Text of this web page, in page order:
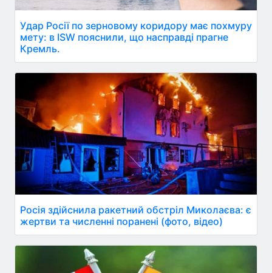
Удар Росії по зерновому коридору має похмуру
мету: в ISW пояснили, що насправді прагне
Кремль.
Росія здійснила ракетний обстріл Миколаєва: є
жертви та численні поранені (фото, відео)